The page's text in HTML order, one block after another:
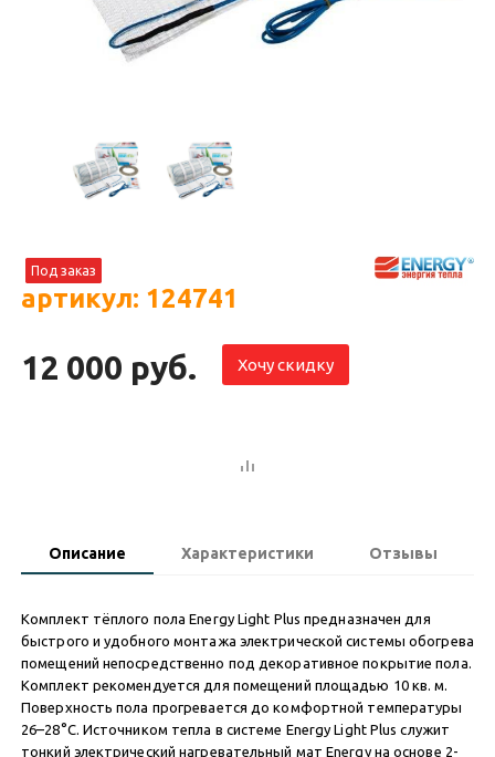
Под заказ
артикул: 124741
12 000 руб. Хочу скидку
Описание Характеристики Отзывы
Комплект тёплого пола Energy Light Plus предназначен для
быстрого и удобного монтажа электрической системы обогрева
помещений непосредственно под декоративное покрытие пола.
Комплект рекомендуется для помещений площадью 10 кв. м.
Поверхность пола прогревается до комфортной температуры
26–28°С. Источником тепла в системе Energy Light Plus служит
тонкий электрический нагревательный мат Energy на основе 2-